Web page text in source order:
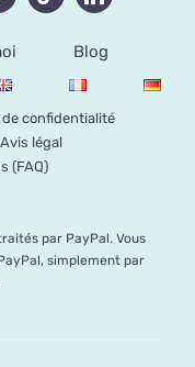
Blog
de confidentialité
Avis légal
(FAQ)
par PayPal. Vous
simplement par